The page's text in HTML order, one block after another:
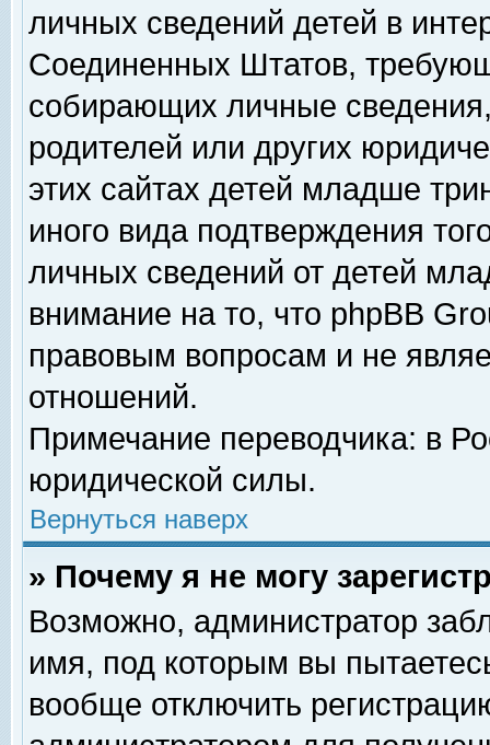
личных сведений детей в
Соединенных Штатов,
собирающих личные
родителей или других
этих сайтах детей младше
иного вида подтверждения
личных сведений от детей
внимание на то, что phpBB
правовым вопросам и не
отношений.
Примечание переводчика: в
юридической силы.
Вернуться наверх
» Почему я не могу
Возможно, администратор
имя, под которым вы
вообще отключить